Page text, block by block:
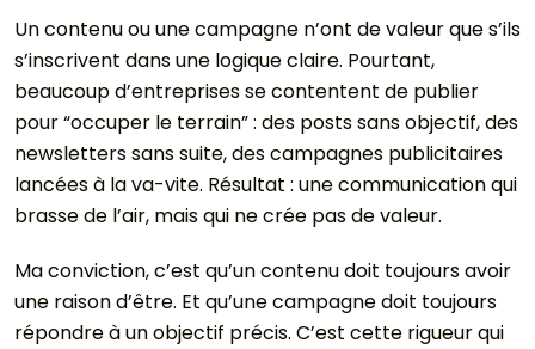
Un contenu ou une campagne n’ont de valeur que s’ils
s’inscrivent dans une logique claire. Pourtant,
beaucoup d’entreprises se contentent de publier
pour “occuper le terrain” : des posts sans objectif, des
newsletters sans suite, des campagnes publicitaires
lancées à la va-vite. Résultat : une communication qui
brasse de l’air, mais qui ne crée pas de valeur.
Ma conviction, c’est qu’un contenu doit toujours avoir
une raison d’être. Et qu’une campagne doit toujours
répondre à un objectif précis. C’est cette rigueur qui